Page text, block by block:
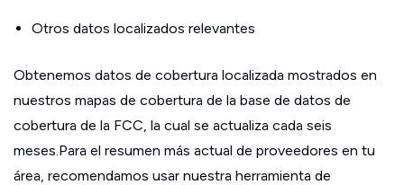
Otros datos localizados relevantes
Obtenemos datos de cobertura localizada mostrados en
nuestros mapas de cobertura de la base de datos de
cobertura de la FCC, la cual se actualiza cada seis
meses.Para el resumen más actual de proveedores en tu
área, recomendamos usar nuestra herramienta de